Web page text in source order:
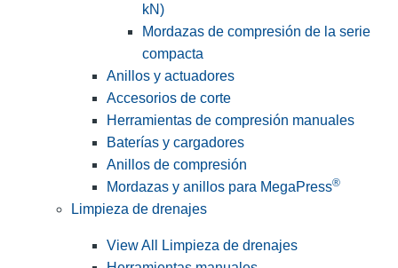
kN)
Mordazas de compresión de la serie
compacta
Anillos y actuadores
Accesorios de corte
Herramientas de compresión manuales
Baterías y cargadores
Anillos de compresión
Mordazas y anillos para MegaPress®
Limpieza de drenajes
View All Limpieza de drenajes